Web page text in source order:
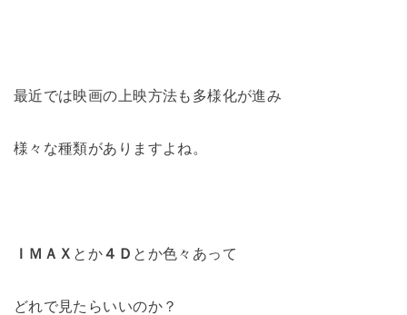
最近では映画の上映方法も多様化が進み
様々な種類がありますよね。
ＩＭＡＸ とか４Ｄ とか色々あって
どれで見たらいいのか？